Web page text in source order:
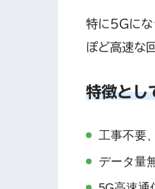
特に5Gにな
ぽど高速な
特徴とし
工事不要
データ量